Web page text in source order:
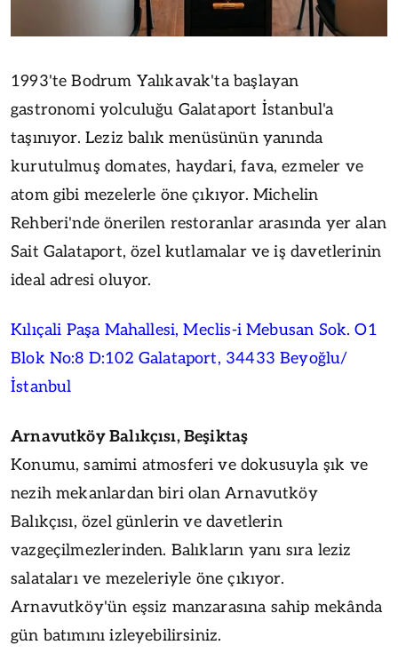
1993'te Bodrum Yalıkavak'ta başlayan
gastronomi yolculuğu Galataport İstanbul'a
taşınıyor. Leziz balık menüsünün yanında
kurutulmuş domates, haydari, fava, ezmeler ve
atom gibi mezelerle öne çıkıyor. Michelin
Rehberi'nde önerilen restoranlar arasında yer alan
Sait Galataport, özel kutlamalar ve iş davetlerinin
ideal adresi oluyor.
Kılıçali Paşa Mahallesi, Meclis-i Mebusan Sok. O1
Blok No:8 D:102 Galataport, 34433 Beyoğlu/
İstanbul
Arnavutköy Balıkçısı, Beşiktaş
Konumu, samimi atmosferi ve dokusuyla şık ve
nezih mekanlardan biri olan Arnavutköy
Balıkçısı, özel günlerin ve davetlerin
vazgeçilmezlerinden. Balıkların yanı sıra leziz
salataları ve mezeleriyle öne çıkıyor.
Arnavutköy'ün eşsiz manzarasına sahip mekânda
gün batımını izleyebilirsiniz.